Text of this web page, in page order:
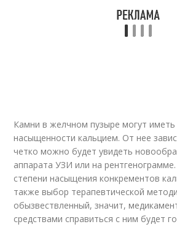
Камни в желчном пузыре могут иметь
насыщенности кальцием. От нее
четко можно будет увидеть
аппарата УЗИ или на
степени насыщения конкрементов
также выбор терапевтической
обызвествленный, значит,
средствами справиться с ним будет